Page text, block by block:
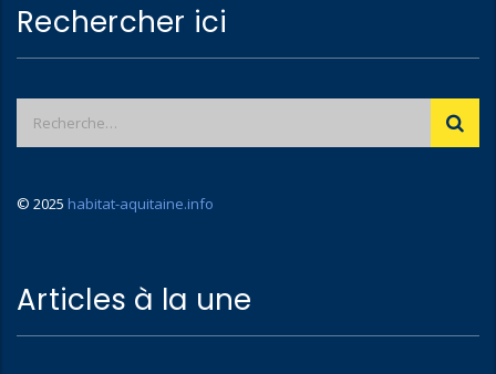
Rechercher ici
© 2025 habitat-aquitaine.info
Articles à la une